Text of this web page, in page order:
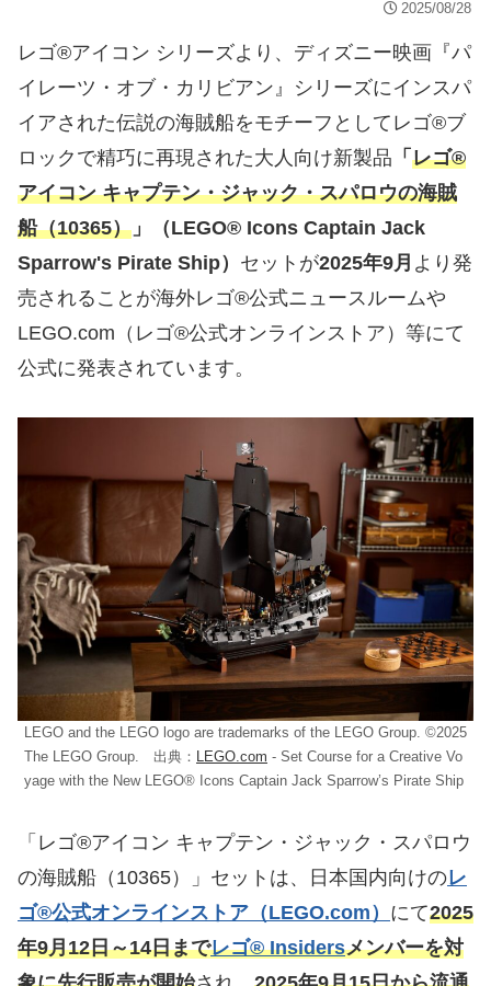
2025/08/28
レゴ®アイコン シリーズより、ディズニー映画『パ
イレーツ・オブ・カリビアン』シリーズにインスパ
イアされた伝説の海賊船をモチーフとしてレゴ®ブ
ロックで精巧に再現された大人向け新製品 「 レゴ®
アイコン キャプテン・ジャック・スパロウの海賊
船（10365） 」（LEGO® Icons Captain Jack
Sparrow's Pirate Ship） セットが2025年9月 より発
売されることが海外レゴ®公式ニュースルームや
LEGO.com（レゴ®公式オンラインストア）等にて
公式に発表されています。
LEGO and the LEGO logo are trademarks of the LEGO Group. ©2025
The LEGO Group. 出典： LEGO.com - Set Course for a Creative Vo
yage with the New LEGO® Icons Captain Jack Sparrow’s Pirate Ship
「レゴ®アイコン キャプテン・ジャック・スパロウ
の海賊船（10365）」セットは、日本国内向けのレ
ゴ®公式オンラインストア（LEGO.com） にて2025
年9月12日～14日までレゴ® Insidersメンバーを対